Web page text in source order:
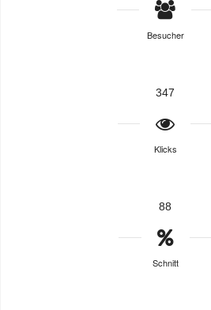
Besucher
347
Klicks
88
Schnitt